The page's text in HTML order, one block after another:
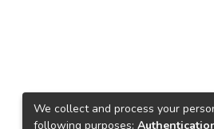
We collect and process your
following purposes: